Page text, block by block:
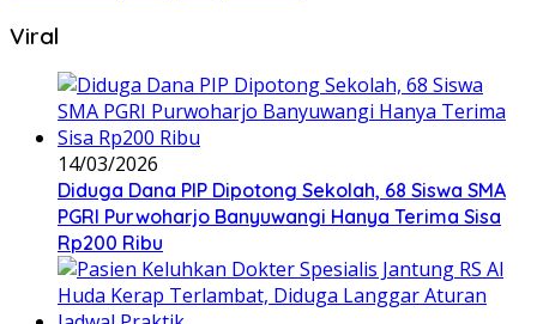
Viral
14/03/2026
Diduga Dana PIP Dipotong Sekolah, 68 Siswa SMA
PGRI Purwoharjo Banyuwangi Hanya Terima Sisa
Rp200 Ribu